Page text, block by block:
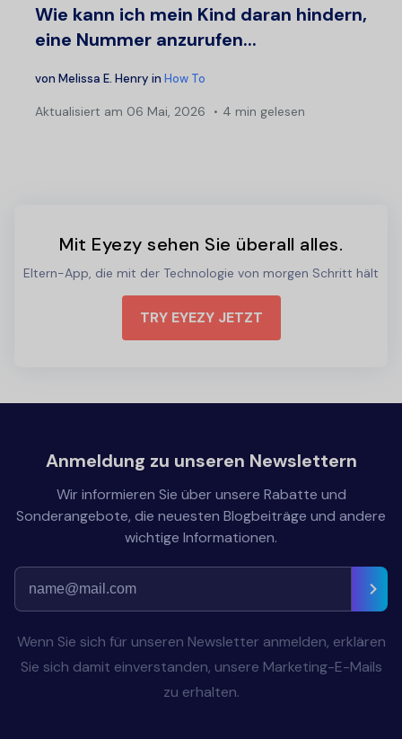
Wie kann ich mein Kind daran hindern,
eine Nummer anzurufen...
von Melissa E. Henry in How To
Aktualisiert am 06 Mai, 2026 4 min gelesen
Mit Eyezy sehen Sie überall alles.
Eltern-App, die mit der Technologie von morgen Schritt hält
TRY EYEZY JETZT
Anmeldung zu unseren Newslettern
Wir informieren Sie über unsere Rabatte und
Sonderangebote, die neuesten Blogbeiträge und andere
wichtige Informationen.
Wenn Sie sich für unseren Newsletter anmelden, erklären
Sie sich damit einverstanden, unsere Marketing-E-Mails
zu erhalten.